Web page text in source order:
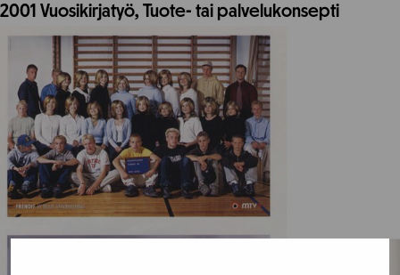
2001 Vuosikirjatyö, Tuote- tai palvelukonsepti